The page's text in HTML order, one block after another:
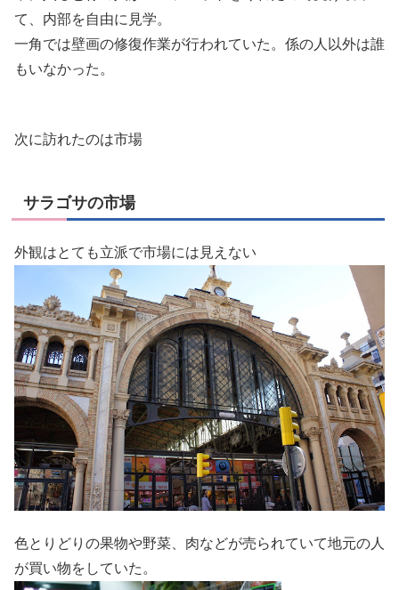
て、内部を自由に見学。
一角では壁画の修復作業が行われていた。係の人以外は誰
もいなかった。
次に訪れたのは市場
サラゴサの市場
外観はとても立派で市場には見えない
色とりどりの果物や野菜、肉などが売られていて地元の人
が買い物をしていた。